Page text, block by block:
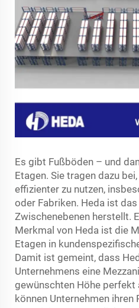
Es gibt Fußböden – und
Etagen. Sie tragen dazu
effizienter zu nutzen,
oder Fabriken. Heda ist
Zwischenebenen herstellt.
Merkmal von Heda ist die
Etagen in
Damit ist gemeint, dass
Unternehmens eine
gewünschten Höhe perfekt
können Unternehmen ihren